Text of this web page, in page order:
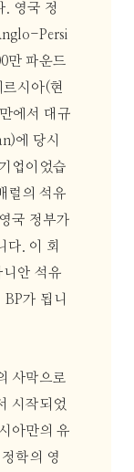
. 영국 정
Persi
만 파운드
시아(현
에서 대규
에 당시
업이었습
럴의 석유
국 정부가
다. 이 회
안 석유
가 됩니
사막으로
시작되었
아만의 유
학의 영